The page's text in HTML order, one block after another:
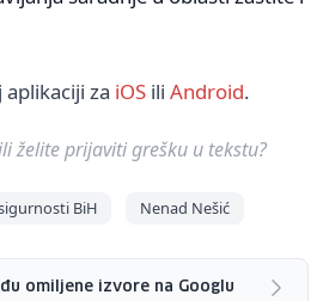
za iOS ili Android.
želite prijaviti grešku u tekstu?
BiH Nenad Nešić
omiljene izvore na Googlu